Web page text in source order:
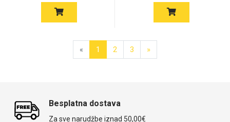
« 1 2 3 »
Besplatna dostava
Za sve narudžbe iznad 50,00€